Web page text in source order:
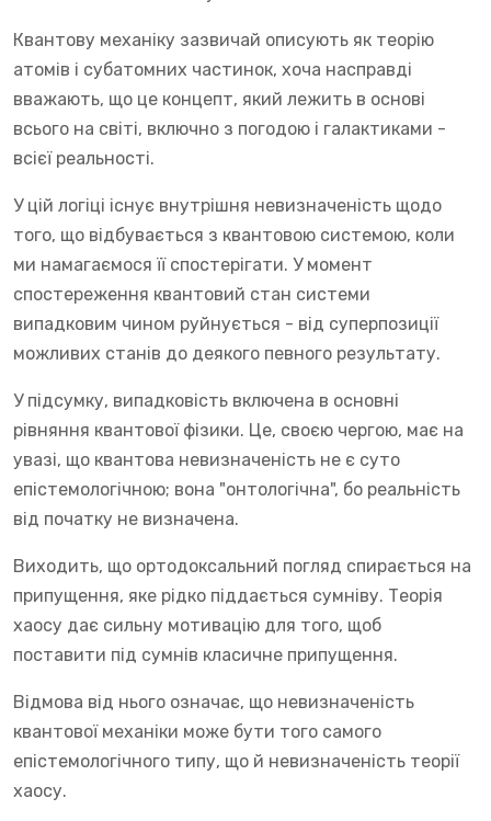
Квантову механіку зазвичай описують як теорію
атомів і субатомних частинок, хоча насправді
вважають, що це концепт, який лежить в основі
всього на світі, включно з погодою і галактиками -
всієї реальності.
У цій логіці існує внутрішня невизначеність щодо
того, що відбувається з квантовою системою, коли
ми намагаємося її спостерігати. У момент
спостереження квантовий стан системи
випадковим чином руйнується - від суперпозиції
можливих станів до деякого певного результату.
У підсумку, випадковість включена в основні
рівняння квантової фізики. Це, своєю чергою, має на
увазі, що квантова невизначеність не є суто
епістемологічною; вона "онтологічна", бо реальність
від початку не визначена.
Виходить, що ортодоксальний погляд спирається на
припущення, яке рідко піддається сумніву. Теорія
хаосу дає сильну мотивацію для того, щоб
поставити під сумнів класичне припущення.
Відмова від нього означає, що невизначеність
квантової механіки може бути того самого
епістемологічного типу, що й невизначеність теорії
хаосу.